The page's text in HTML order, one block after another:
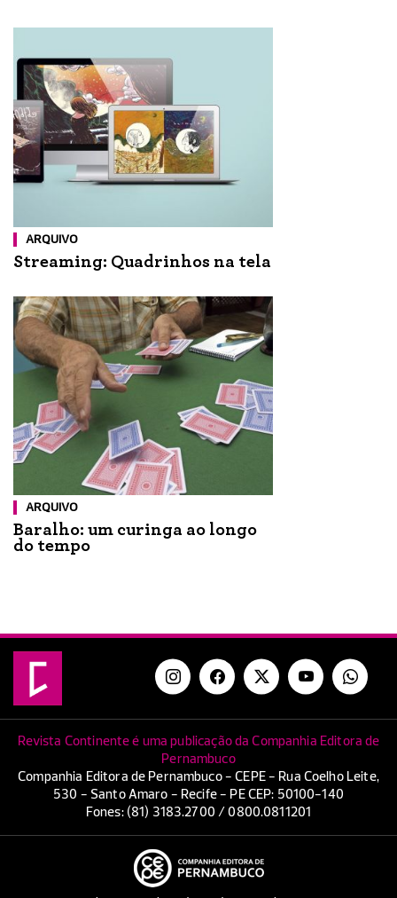
ARQUIVO
Streaming: Quadrinhos na tela
ARQUIVO
Baralho: um curinga ao longo
do tempo
Revista Continente é uma publicação da Companhia Editora de
Pernambuco
Companhia Editora de Pernambuco - CEPE - Rua Coelho Leite,
530 - Santo Amaro - Recife - PE CEP: 50100-140
Fones: (81) 3183.2700 / 0800.0811201